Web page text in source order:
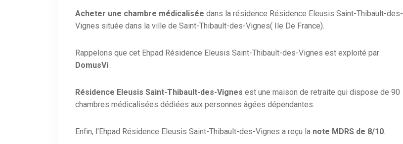
Acheter une chambre médicalisée dans la résidence Résidence Eleusis Saint-Thibault-des-
Vignes située dans la ville de Saint-Thibault-des-Vignes( Ile De France).
Rappelons que cet Ehpad Résidence Eleusis Saint-Thibault-des-Vignes est exploité par
DomusVi .
Résidence Eleusis Saint-Thibault-des-Vignes est une maison de retraite qui dispose de 90
chambres médicalisées dédiées aux personnes âgées dépendantes.
Enfin, l'Ehpad Résidence Eleusis Saint-Thibault-des-Vignes a reçu la note MDRS de 8/10.